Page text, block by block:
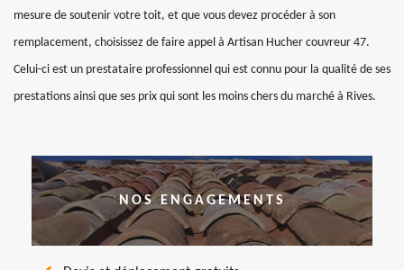
mesure de soutenir votre toit, et que vous devez procéder à son
remplacement, choisissez de faire appel à Artisan Hucher couvreur 47.
Celui-ci est un prestataire professionnel qui est connu pour la qualité de ses
prestations ainsi que ses prix qui sont les moins chers du marché à Rives.
NOS ENGAGEMENTS